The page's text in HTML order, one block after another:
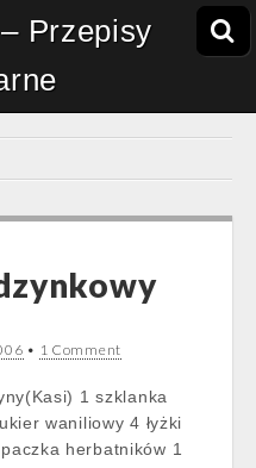
Przepisy
• 1 Comment
1 szklanka
waniliowy 4 łyżki
herbatników 1